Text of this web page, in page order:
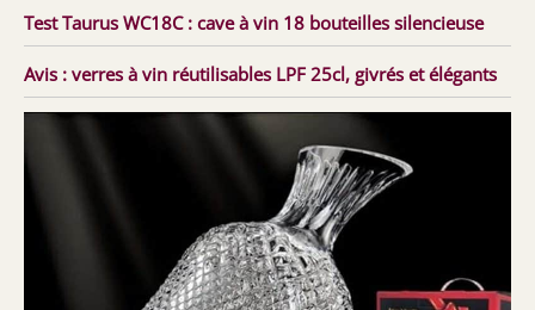
Test Taurus WC18C : cave à vin 18 bouteilles silencieuse
Avis : verres à vin réutilisables LPF 25cl, givrés et élégants